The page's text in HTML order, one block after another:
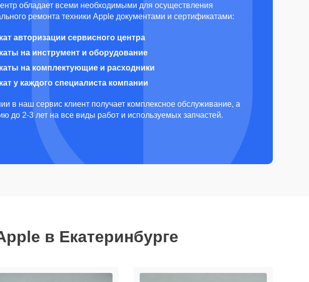
обладает всеми необходимыми для осуществления
ремонта техники Apple документами и сертификатами:
авторизации сервисного центра
на инструмент и оборудование
на комплектующие и расходники
у каждого специалиста компании
в наш сервис клиент получает комплексное обслуживание, а
до 2-3 лет на все виды работ и используемых запчастей.
в Екатеринбурге